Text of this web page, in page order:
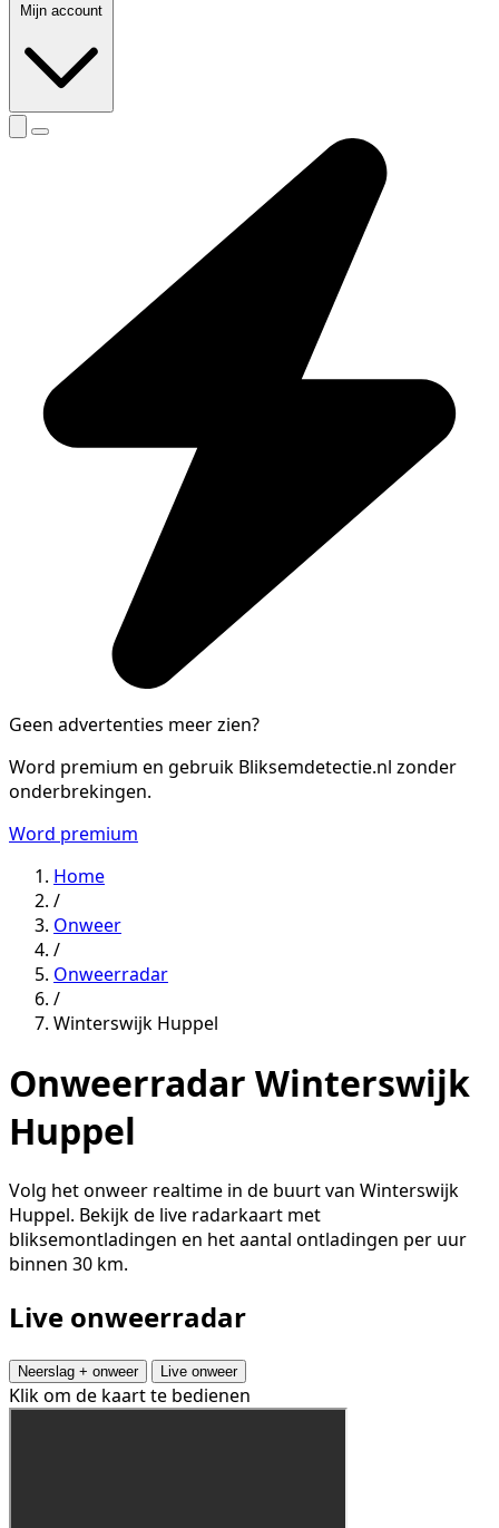
Mijn account
Geen advertenties meer zien?
Word premium en gebruik Bliksemdetectie.nl zonder
onderbrekingen.
Word premium
Home
/
Onweer
/
Onweerradar
/
Winterswijk Huppel
Onweerradar Winterswijk
Huppel
Volg het onweer realtime in de buurt van Winterswijk
Huppel. Bekijk de live radarkaart met
bliksemontladingen en het aantal ontladingen per uur
binnen 30 km.
Live onweerradar
Neerslag + onweer Live onweer
Klik om de kaart te bedienen